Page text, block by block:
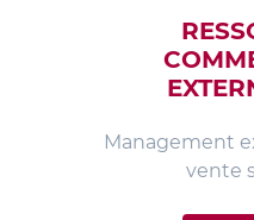
Management
vente